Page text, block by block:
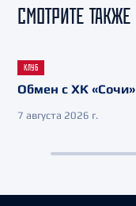
СМОТРИТЕ ТАКЖЕ
КЛУБ
Обмен с ХК «Сочи»
7 августа 2026 г.